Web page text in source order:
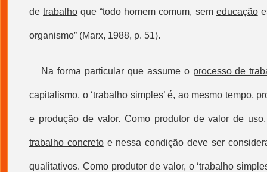
detrabalho que “todo homem comum, sem educação
organismo” (Marx, 1988, p. 51).
Na forma particular que assume o processo de
capitalismo, o ‘trabalho simples’ é, ao mesmo tempo,
e produção de valor. Como produtor de valor de
trabalho concretoe nessa condição deve ser
qualitativos. Como produtor de valor, o ‘trabalho